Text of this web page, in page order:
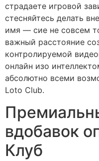
страдаете игровой
стесняйтесь делать
имя — сие не совсем
важный расстояние
контролируемой
онлайн изо
абсолютно всеми
Loto Club.
вдобавок
Клуб